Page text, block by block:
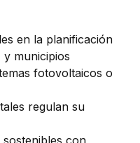
en la planificación
y municipios
fotovoltaicos o
regulan su
con